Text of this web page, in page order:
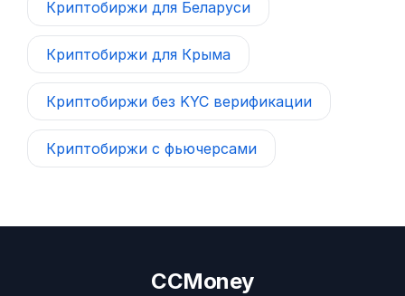
Криптобиржи для Беларуси
Криптобиржи для Крыма
Криптобиржи без KYC верификации
Криптобиржи с фьючерсами
CCMoney